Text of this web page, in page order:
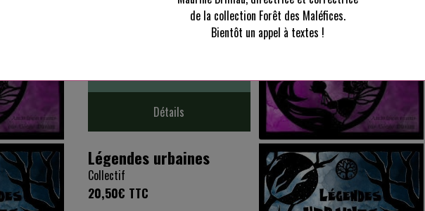
Détails
Légendes urbaines
Collectif
20,50€ TTC
de la collection Forêt des Maléfices.
Bientôt un appel à textes !